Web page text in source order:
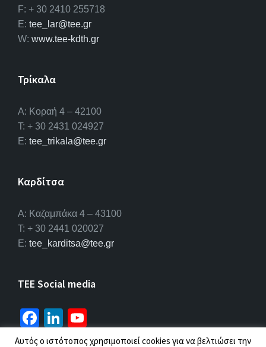
F: + 30 2410 255718
E: tee_lar@tee.gr
W: www.tee-kdth.gr
Τρίκαλα
Α: Κοραή 4 – 42100
T: + 30 2431 024927
E: tee_trikala@tee.gr
Καρδίτσα
Α: Καζαμπάκα 4 – 43100
T: + 30 2441 020027
E: tee_karditsa@tee.gr
TEE Social media
Fa
ce
Li
n u
Αυτός ο ιστότοπος χρησιμοποιεί cookies για να βελτιώσει την